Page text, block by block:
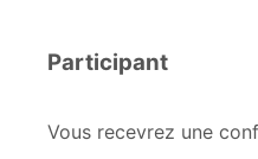
Participant
Vous recevrez une